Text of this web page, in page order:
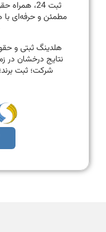
ثبت 24،
مطمئن و حرفه‌ای
نتایج درخشان در
شرکت؛ ثبت